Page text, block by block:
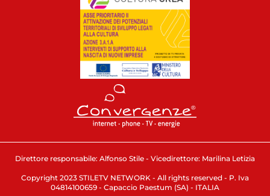
Direttore responsabile: Alfonso Stile - Vicedirettore: Marilina Letizia
Copyright 2023 STILETV NETWORK - All rights reserved - P. Iva
04814100659 - Capaccio Paestum (SA) - ITALIA